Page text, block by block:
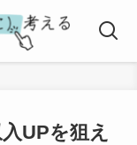
UPを狙え